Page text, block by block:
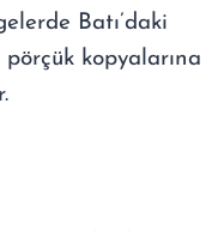
Batı’daki
kopyalarına